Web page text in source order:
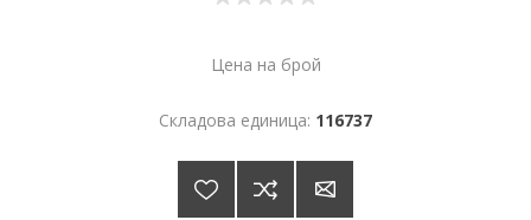
Цена на брой
Складова единица: 116737